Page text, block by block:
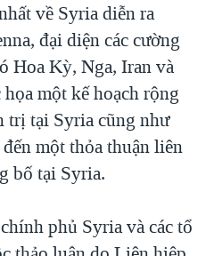
về Syria diễn ra
đại diện các cường
Hoa Kỳ, Nga, Iran và
một kế hoạch rộng
trị tại Syria cũng như
một thỏa thuận liên
bố tại Syria.
phủ Syria và các tổ